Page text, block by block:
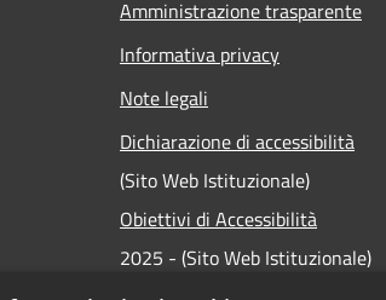
Amministrazione trasparente
Informativa privacy
Note legali
Dichiarazione di accessibilità
(Sito Web Istituzionale)
Obiettivi di Accessibilità
2025 - (Sito Web Istituzionale)